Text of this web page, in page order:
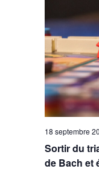
Sortir du
de Bach et
18 septembre